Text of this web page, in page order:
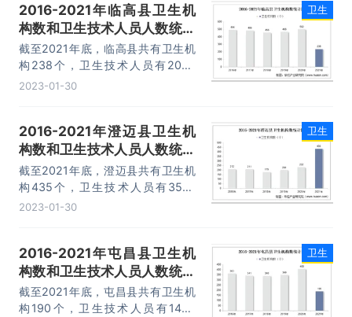
专业公共卫生机构13000个。
2016-2021年临高县卫生机
构数和卫生技术人员人数统计
分析
截至2021年底，临高县共有卫生机
构238个，卫生技术人员有2069
人。
2023-01-30
卫生
2016-2021年澄迈县卫生机
构数和卫生技术人员人数统计
分析
截至2021年底，澄迈县共有卫生机
构435个，卫生技术人员有3547
人。
2023-01-30
卫生
2016-2021年屯昌县卫生机
构数和卫生技术人员人数统计
分析
截至2021年底，屯昌县共有卫生机
构190个，卫生技术人员有1455
卫生